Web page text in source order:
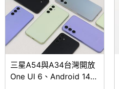
台
三星A54與A34台灣開放
One UI 6、Android 14系